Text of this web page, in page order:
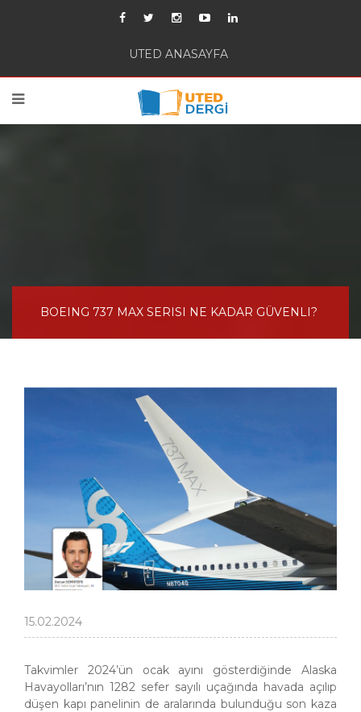
UTED ANASAYFA
BOEING 737 MAX SERISI NE KADAR GÜVENLI?
15.02.2024
Takvimler 2024’ün ocak ayını gösterdiğinde Alaska
Havayolları’nın 1282 sefer sayılı uçağında havada açılıp
düşen kapı panelinin de aralarında bulunduğu son kaza